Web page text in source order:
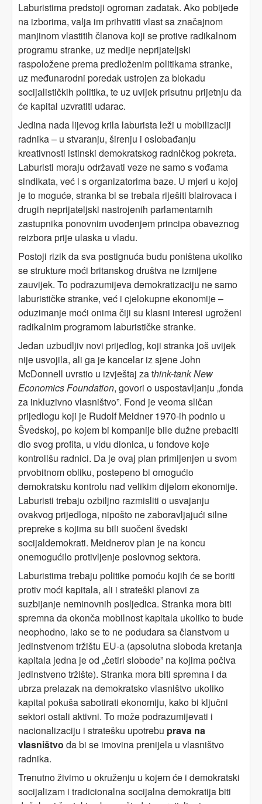
Laburistima predstoji ogroman zadatak. Ako pobijede
na izborima, valja im prihvatiti vlast sa značajnom
manjinom vlastitih članova koji se protive radikalnom
programu stranke, uz medije neprijateljski
raspoložene prema predloženim politikama stranke,
uz međunarodni poredak ustrojen za blokadu
socijalističkih politika, te uz uvijek prisutnu prijetnju da
će kapital uzvratiti udarac.
Jedina nada lijevog krila laburista leži u mobilizaciji
radnika – u stvaranju, širenju i oslobađanju
kreativnosti istinski demokratskog radničkog pokreta.
Laburisti moraju održavati veze ne samo s vođama
sindikata, već i s organizatorima baze. U mjeri u kojoj
je to moguće, stranka bi se trebala riješiti blairovaca i
drugih neprijateljski nastrojenih parlamentarnih
zastupnika ponovnim uvođenjem principa obaveznog
reizbora prije ulaska u vladu.
Postoji rizik da sva postignuća budu poništena ukoliko
se strukture moći britanskog društva ne izmijene
zauvijek. To podrazumijeva demokratizaciju ne samo
laburističke stranke, već i cjelokupne ekonomije –
oduzimanje moći onima čiji su klasni interesi ugroženi
radikalnim programom laburističke stranke.
Jedan uzbudljiv novi prijedlog, koji stranka još uvijek
nije usvojila, ali ga je kancelar iz sjene John
McDonnell uvrstio u izvještaj za think-tank New
Economics Foundation, govori o uspostavljanju „fonda
za inkluzivno vlasništvo”. Fond je veoma sličan
prijedlogu koji je Rudolf Meidner 1970-ih podnio u
Švedskoj, po kojem bi kompanije bile dužne prebaciti
dio svog profita, u vidu dionica, u fondove koje
kontrolišu radnici. Da je ovaj plan primijenjen u svom
prvobitnom obliku, postepeno bi omogućio
demokratsku kontrolu nad velikim dijelom ekonomije.
Laburisti trebaju ozbiljno razmisliti o usvajanju
ovakvog prijedloga, nipošto ne zaboravljajući silne
prepreke s kojima su bili suočeni švedski
socijaldemokrati. Meidnerov plan je na koncu
onemogućilo protivljenje poslovnog sektora.
Laburistima trebaju politike pomoću kojih će se boriti
protiv moći kapitala, ali i strateški planovi za
suzbijanje neminovnih posljedica. Stranka mora biti
spremna da okonča mobilnost kapitala ukoliko to bude
neophodno, iako se to ne podudara sa članstvom u
jedinstvenom tržištu EU-a (apsolutna sloboda kretanja
kapitala jedna je od „četiri slobode” na kojima počiva
jedinstveno tržište). Stranka mora biti spremna i da
ubrza prelazak na demokratsko vlasništvo ukoliko
kapital pokuša sabotirati ekonomiju, kako bi ključni
sektori ostali aktivni. To može podrazumijevati i
nacionalizaciju i stratešku upotrebu prava na
vlasništvo da bi se imovina prenijela u vlasništvo
radnika.
Trenutno živimo u okruženju u kojem će i demokratski
socijalizam i tradicionalna socijalna demokratija biti